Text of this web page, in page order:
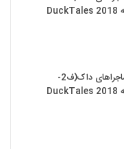
انیمیشن ماجراهای داک(ف2-